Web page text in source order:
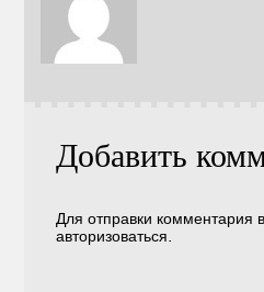
Добавить
Для отправки комментария
авторизоваться